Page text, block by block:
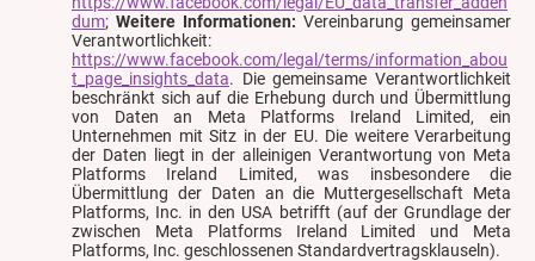
dum; Weitere Informationen: Vereinbarung gemeinsamer
Verantwortlichkeit:
https://www.facebook.com/legal/terms/information_abou
t_page_insights_data. Die gemeinsame Verantwortlichkeit
beschränkt sich auf die Erhebung durch und Übermittlung
von Daten an Meta Platforms Ireland Limited, ein
Unternehmen mit Sitz in der EU. Die weitere Verarbeitung
der Daten liegt in der alleinigen Verantwortung von Meta
Platforms Ireland Limited, was insbesondere die
Übermittlung der Daten an die Muttergesellschaft Meta
Platforms, Inc. in den USA betrifft (auf der Grundlage der
zwischen Meta Platforms Ireland Limited und Meta
Platforms, Inc. geschlossenen Standardvertragsklauseln).